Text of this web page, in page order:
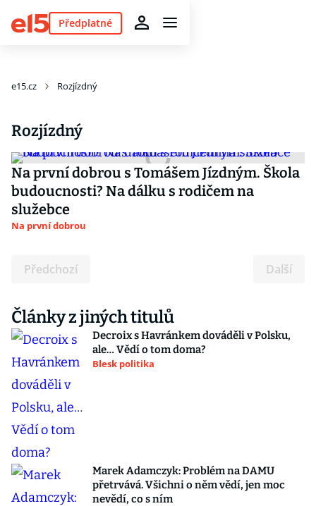
Předplatné
e15.cz Rozjízdný
Rozjízdný
Na první dobrou s Tomášem Jízdným. Škola
budoucnosti? Na dálku s rodičem na
služebce
Na první dobrou
Předchozí Další
Články z jiných titulů
Decroix s Havránkem dováděli v Polsku,
ale… Vědí o tom doma?
Blesk politika
Marek Adamczyk: Problém na DAMU
přetrvává. Všichni o něm vědí, jen moc
nevědí, co s ním